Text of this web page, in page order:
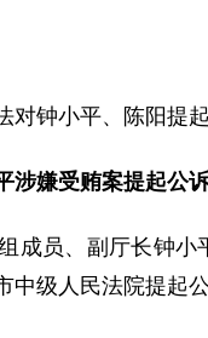
钟小平、陈阳提
嫌受贿案提起公
员、副厅长钟小
中级人民法院提起